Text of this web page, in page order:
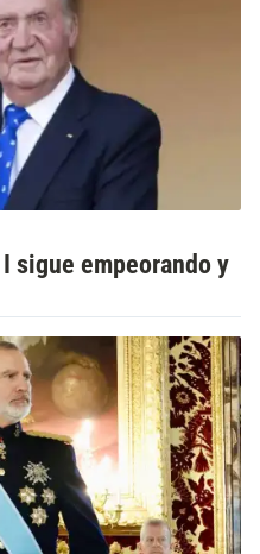
sigue empeorando y